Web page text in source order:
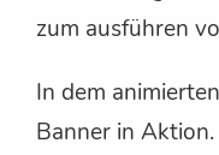
zum ausführen
In dem
Banner in